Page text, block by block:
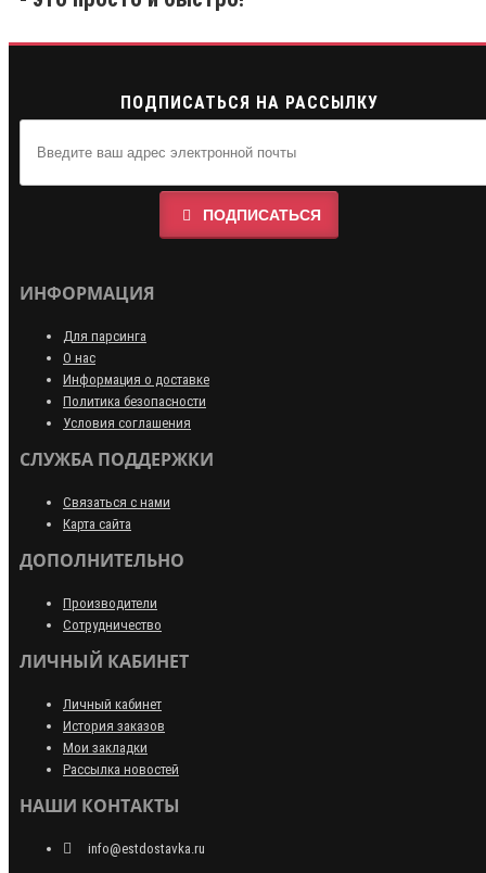
ПОДПИСАТЬСЯ НА РАССЫЛКУ
ПОДПИСАТЬСЯ
ИНФОРМАЦИЯ
Для парсинга
О нас
Информация о доставке
Политика безопасности
Условия соглашения
СЛУЖБА ПОДДЕРЖКИ
Связаться с нами
Карта сайта
ДОПОЛНИТЕЛЬНО
Производители
Сотрудничество
ЛИЧНЫЙ КАБИНЕТ
Личный кабинет
История заказов
Мои закладки
Рассылка новостей
НАШИ КОНТАКТЫ
info@estdostavka.ru